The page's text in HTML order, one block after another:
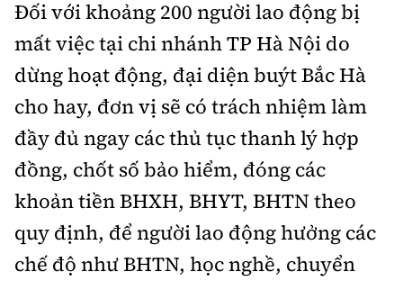
Đối với khoảng 200 người lao động bị
mất việc tại chi nhánh TP Hà Nội do
dừng hoạt động, đại diện buýt Bắc Hà
cho hay, đơn vị sẽ có trách nhiệm làm
đầy đủ ngay các thủ tục thanh lý hợp
đồng, chốt số bảo hiểm, đóng các
khoản tiền BHXH, BHYT, BHTN theo
quy định, để người lao động hưởng các
chế độ như BHTN, học nghề, chuyển